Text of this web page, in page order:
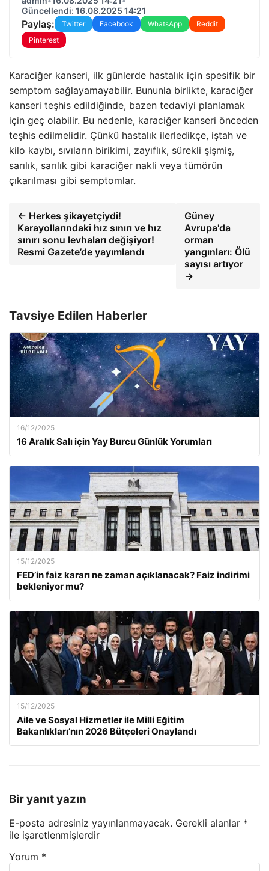
Güncellendi: 16.08.2025 14:21
Paylaş: Twitter Facebook WhatsApp
Reddit
Pinterest
Karaciğer kanseri, ilk günlerde hastalık için spesifik bir
semptom sağlayamayabilir. Bununla birlikte, karaciğer
kanseri teşhis edildiğinde, bazen tedaviyi planlamak
için geç olabilir. Bu nedenle, karaciğer kanseri önceden
teşhis edilmelidir. Çünkü hastalık ilerledikçe, iştah ve
kilo kaybı, sıvıların birikimi, zayıflık, sürekli şişmiş,
sarılık, sarılık gibi karaciğer nakli veya tümörün
çıkarılması gibi semptomlar.
← Herkes şikayetçiydi!
Karayollarındaki hız sınırı ve hız
sınırı sonu levhaları değişiyor!
Resmi Gazete’de yayımlandı
Güney
Avrupa'da
orman
yangınları: Ölü
sayısı artıyor
→
Tavsiye Edilen Haberler
16/12/2025
16 Aralık Salı için Yay Burcu Günlük Yorumları
15/12/2025
FED’in faiz kararı ne zaman açıklanacak? Faiz indirimi
bekleniyor mu?
15/12/2025
Aile ve Sosyal Hizmetler ile Milli Eğitim
Bakanlıkları’nın 2026 Bütçeleri Onaylandı
Bir yanıt yazın
E-posta adresiniz yayınlanmayacak. Gerekli alanlar *
ile işaretlenmişlerdir
Yorum *